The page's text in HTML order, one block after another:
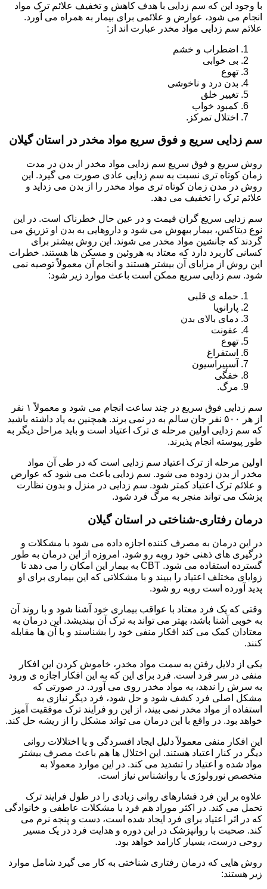
با وجود این که سم زدایی با هدف کاهش و تخفیف علائم ترک مواد
انجام می شود، عوارض و علائمی برای بیمار به همراه می آورد.
علائم سم زدایی مواد مخدر عبارت اند از:
اضطراب و خشم
بی خوابی
تهوع
بدن درد و ناخوشی
تغییر خلق
کمبود خواب
اختلال تمرکز.
سم زدایی سریع و فوق سریع مواد مخدر در استان گیلان
روش سریع و فوق سریع سم زدایی مواد مخدر از بدن در مدت
زمان کوتاه تری نسبت به سم زدایی عادی صورت می گیرد. این
روش در مدن زمان کوتاه تری مواد مخدر را از بدن می زداید و
علائم ترک را تخفیف می دهد.
سم زدایی سریع گران قیمت و در عین حال خطرناک است. در این
نوع دیتاکس، بیمار بیهوش می شود و داروهایی به بدن او تزریق می
گردند که جانشین مواد مخدر می شوند. این روش بیشتر برای
کسانی کاربرد دارد که معتاد به هروئین و مسکن ها هستند. خطرات
این روش از مزایای آن بیشتر هستند و انجام آن معمولاً توصیه نمی
شود. سم زدایی سریع ممکن است باعث موارد زیر شود:
حمله ی قلبی
پارانویا
دمای بالای بدن
عفونت
تهوع
استفراغ
آسپیراسیون
خفگی
مرگ.
سم زدایی فوق سریع در چند ساعت انجام می شود و معمولاً ۱ نفر
از هر ۵۰۰ نفر جان سالم به در نمی برند. همچنین به یاد داشته باشید
که سم زدایی اولین مرحله ی ترک اعتیاد است و باید مراحل دیگر به
طور پیوسته انجام پذیرند.
اولین مرحله از ترک اعتیاد سم زدایی است که در طی آن مواد
مخدر از بدن زدوده می شود. سم زدایی باعث می شود که عوارض
و علائم ترک اعتیاد کمتر شود. سم زدایی در منزل و بدون نظارت
پزشک می تواند منجر به مرگ فرد شود.
درمان رفتاری-شناختی در استان گیلان
در این درمان به مصرف کننده اجازه داده می شود با مشکلات و
درگیری های ذهنی خود روبه رو شود. امروزه از این درمان به طور
گسترده استفاده می شود. CBT به بیمار این امکان را می دهد تا
زوایای مختلف اعتیاد را ببیند و با مشکلاتی که این بیماری برای او
پدید آورده است روبه رو شود.
وقتی که یک فرد معتاد با عواقب بیماری خود آشنا شود و با روند آن
به خوبی آشنا باشد، بهتر می تواند به ترک آن بیندیشد. این درمان به
معتادان کمک می کند افکار منفی خود را بشناسند و با آن ها مقابله
کنند.
یکی از دلایل رفتن به سمت مواد مخدر، خاموش کردن این افکار
منفی در سر فرد است. فرد برای این که به این افکار اجازه ی ورود
به سرش را ندهد، به مواد مخدر روی می آورد. در صورتی که
مشکل اصلی فرد کشف شود و حل شود، فرد دیگر نیازی به
استفاده از مواد مخدر نمی بیند، از این رو فرایند ترک موفقیت آمیز
خواهد بود. در واقع با این درمان می تواند مشکل را از ریشه حل کند.
این افکار منفی معمولاً دلیل ایجاد افسردگی و یا اختلالات روانی
دیگر در کنار اعتیاد هستند. این اختلال ها هم باعث مصرف بیشتر
مواد شده و اعتیاد را تشدید می کند. در این موارد معمولا به
متخصص نورولوژی یا روانشناس نیاز است.
علاوه بر این فرد فشارهای روانی زیادی را در طول فرایند ترک
تحمل می کند. در اکثر موراد هم فرد با مشکلات عاطفی و خانوادگی
که در اثر اعتیاد برای فرد ایجاد شده است، دست و پنجه نرم می
کند. صحبت با روانپزشک در این دوره و هدایت فرد در یک مسیر
روحی درست، بسیار کارامد خواهد بود.
روش هایی که درمان رفتاری شناختی به کار می گیرد شامل موارد
زیر هستند: